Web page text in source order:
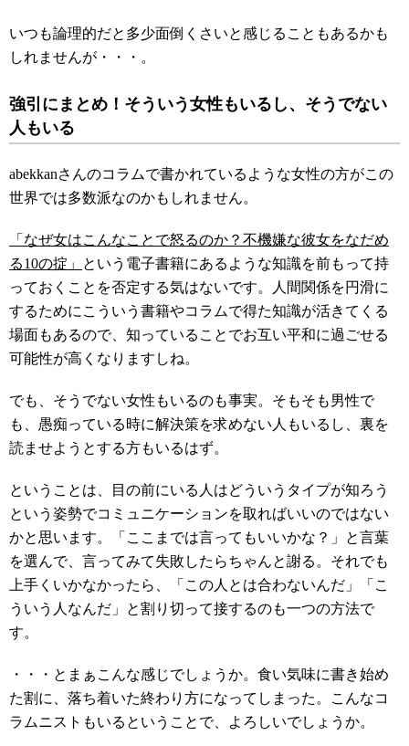
いつも論理的だと多少面倒くさいと感じることもあるかも
しれませんが・・・。
強引にまとめ！そういう女性もいるし、そうでない
人もいる
abekkanさんのコラムで書かれているような女性の方がこの
世界では多数派なのかもしれません。
「なぜ女はこんなことで怒るのか？不機嫌な彼女をなだめ
る10の掟」
という電子書籍にあるような知識を前もって持
っておくことを否定する気はないです。人間関係を円滑に
するためにこういう書籍やコラムで得た知識が活きてくる
場面もあるので、知っていることでお互い平和に過ごせる
可能性が高くなりますしね。
でも、そうでない女性もいるのも事実。そもそも男性で
も、愚痴っている時に解決策を求めない人もいるし、裏を
読ませようとする方もいるはず。
ということは、目の前にいる人はどういうタイプが知ろう
という姿勢でコミュニケーションを取ればいいのではない
かと思います。「ここまでは言ってもいいかな？」と言葉
を選んで、言ってみて失敗したらちゃんと謝る。それでも
上手くいかなかったら、「この人とは合わないんだ」「こ
ういう人なんだ」と割り切って接するのも一つの方法で
す。
・・・とまぁこんな感じでしょうか。食い気味に書き始め
た割に、落ち着いた終わり方になってしまった。こんなコ
ラムニストもいるということで、よろしいでしょうか。